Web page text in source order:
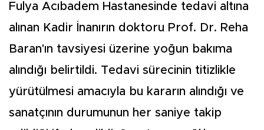
Fulya Acıbadem Hastanesinde tedavi altına
alınan Kadir İnanırın doktoru Prof. Dr. Reha
Baran'ın tavsiyesi üzerine yoğun bakıma
alındığı belirtildi. Tedavi sürecinin titizlikle
yürütülmesi amacıyla bu kararın alındığı ve
sanatçının durumunun her saniye takip